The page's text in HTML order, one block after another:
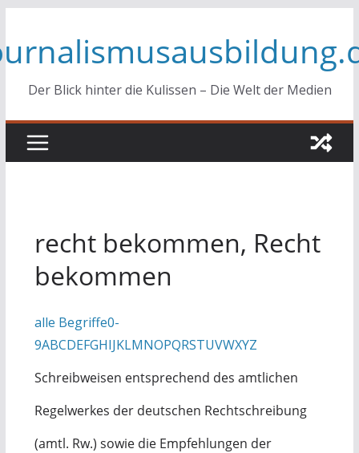
springen
Der Blick hinter die Kulissen – Die Welt der Medien
recht bekommen, Recht
bekommen
alle Begriffe0-
9ABCDEFGHIJKLMNOPQRSTUVWXYZ
Schreibweisen entsprechend des amtlichen
Regelwerkes der deutschen Rechtschreibung
(amtl. Rw.) sowie die Empfehlungen der